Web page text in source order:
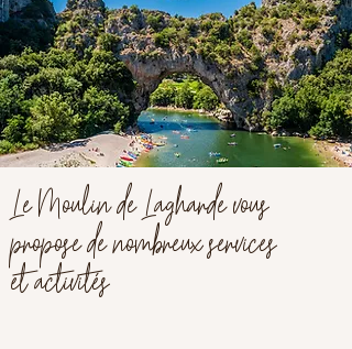
Le Moulin de Lagharde vous
propose de nombreux services
etactivités